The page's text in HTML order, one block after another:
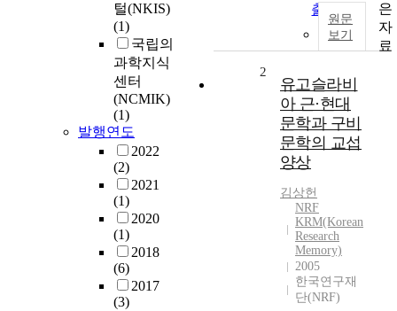
털(NKIS)
(1)
국립의
과학지식
센터
(NCMIK)
(1)
발행연도
2022
(2)
2021
(1)
2020
(1)
2018
(6)
2017
(3)
출력
원문
보기
2
유고슬라비
아 근·현대
문학과 구비
문학의 교섭
양상
김상헌
NRF
KRM(Korean
Research
Memory)
2005
한국연구재
단(NRF)
은
자
료